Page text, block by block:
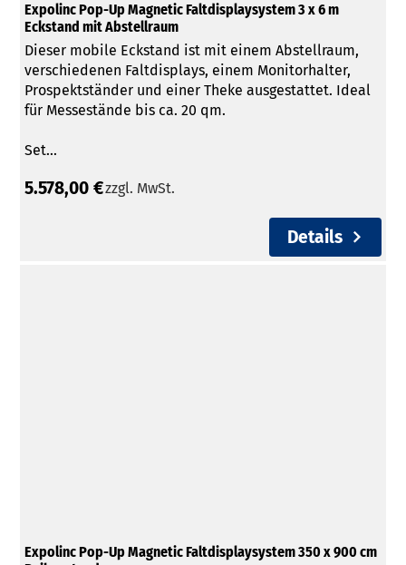
Expolinc Pop-Up Magnetic Faltdisplaysystem 3 x 6 m
Eckstand mit Abstellraum
Dieser mobile Eckstand ist mit einem Abstellraum,
verschiedenen Faltdisplays, einem Monitorhalter,
Prospektständer und einer Theke ausgestattet. Ideal
für Messestände bis ca. 20 qm.
Set...
5.578,00 €zzgl. MwSt.
Details
Expolinc Pop-Up Magnetic Faltdisplaysystem 350 x 900 cm